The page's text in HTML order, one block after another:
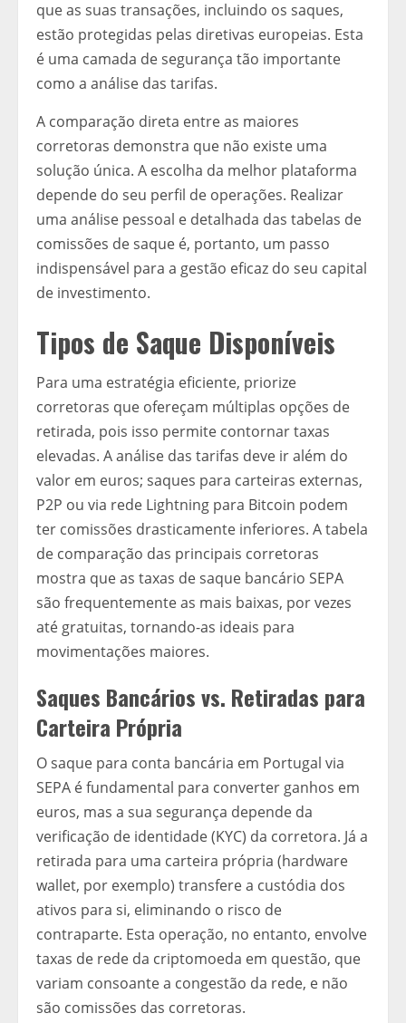
que as suas transações, incluindo os saques,
estão protegidas pelas diretivas europeias. Esta
é uma camada de segurança tão importante
como a análise das tarifas.
A comparação direta entre as maiores
corretoras demonstra que não existe uma
solução única. A escolha da melhor plataforma
depende do seu perfil de operações. Realizar
uma análise pessoal e detalhada das tabelas de
comissões de saque é, portanto, um passo
indispensável para a gestão eficaz do seu capital
de investimento.
Tipos de Saque Disponíveis
Para uma estratégia eficiente, priorize
corretoras que ofereçam múltiplas opções de
retirada, pois isso permite contornar taxas
elevadas. A análise das tarifas deve ir além do
valor em euros; saques para carteiras externas,
P2P ou via rede Lightning para Bitcoin podem
ter comissões drasticamente inferiores. A tabela
de comparação das principais corretoras
mostra que as taxas de saque bancário SEPA
são frequentemente as mais baixas, por vezes
até gratuitas, tornando-as ideais para
movimentações maiores.
Saques Bancários vs. Retiradas para
Carteira Própria
O saque para conta bancária em Portugal via
SEPA é fundamental para converter ganhos em
euros, mas a sua segurança depende da
verificação de identidade (KYC) da corretora. Já a
retirada para uma carteira própria (hardware
wallet, por exemplo) transfere a custódia dos
ativos para si, eliminando o risco de
contraparte. Esta operação, no entanto, envolve
taxas de rede da criptomoeda em questão, que
variam consoante a congestão da rede, e não
são comissões das corretoras.